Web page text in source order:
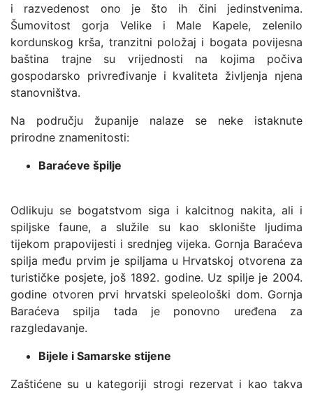
i razvedenost ono je što ih čini jedinstvenima.
Šumovitost gorja Velike i Male Kapele, zelenilo
kordunskog krša, tranzitni položaj i bogata povijesna
baština trajne su vrijednosti na kojima počiva
gospodarsko privređivanje i kvaliteta življenja njena
stanovništva.
Na području županije nalaze se neke istaknute
prirodne znamenitosti:
Baraćeve špilje
Odlikuju se bogatstvom siga i kalcitnog nakita, ali i
spiljske faune, a služile su kao sklonište ljudima
tijekom prapovijesti i srednjeg vijeka. Gornja Baraćeva
spilja među prvim je spiljama u Hrvatskoj otvorena za
turističke posjete, još 1892. godine. Uz spilje je 2004.
godine otvoren prvi hrvatski speleološki dom. Gornja
Baraćeva spilja tada je ponovno uređena za
razgledavanje.
Bijele i Samarske stijene
Zaštićene su u kategoriji strogi rezervat i kao takva